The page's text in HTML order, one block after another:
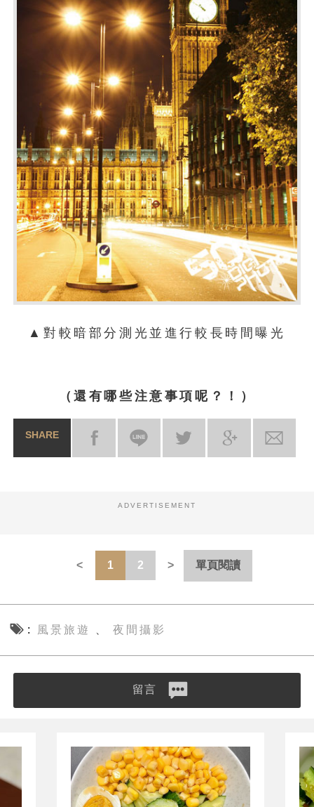
▲對較暗部分測光並進行較長時間曝光
（還有哪些注意事項呢？！）
SHARE
ADVERTISEMENT
1 2 單頁閱讀
風景旅遊 、 夜間攝影
留言